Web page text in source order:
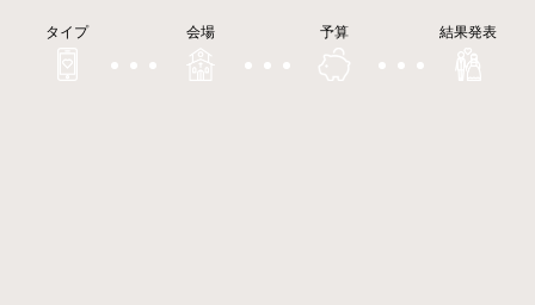
タイプ 会場 予算 結果発表